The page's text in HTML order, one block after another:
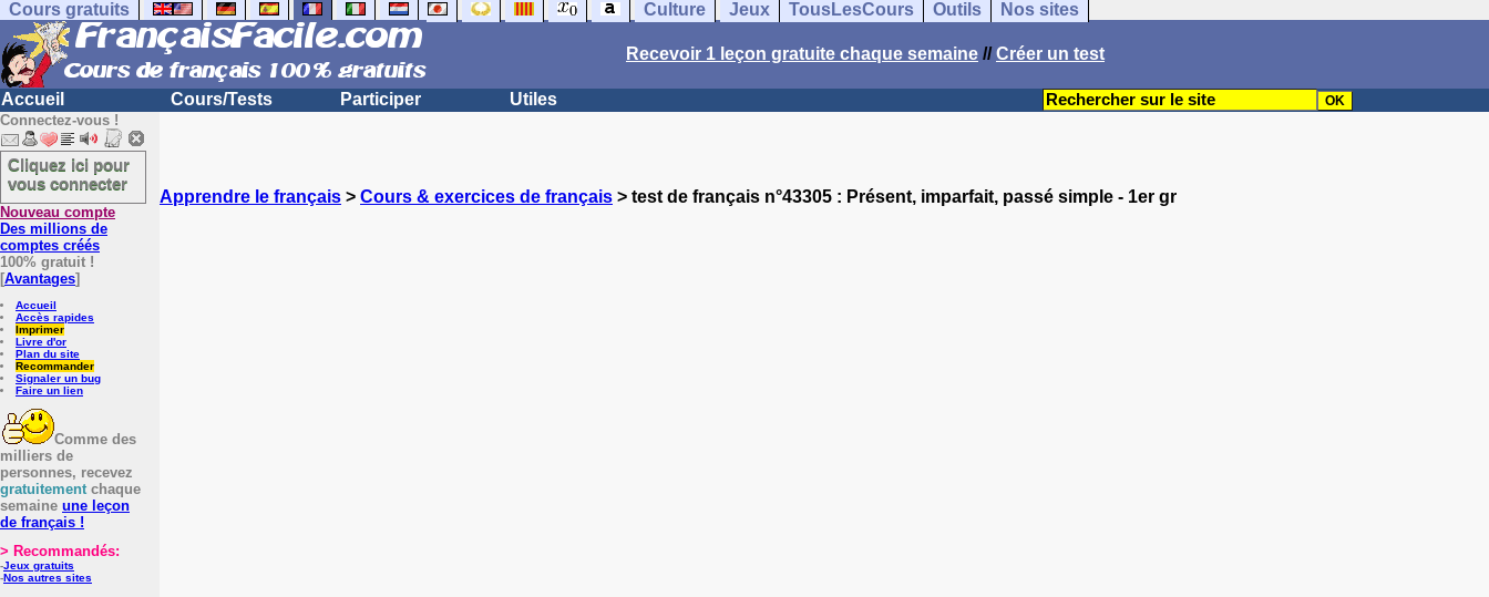
Cours gratuits Culture Jeux TousLesCours Outils Nos sites
Recevoir 1 leçon gratuite chaque semaine //Créer un test
Accueil Cours/Tests Participer Utiles
Connectez-vous !
Cliquez ici pour
vous connecter
Nouveau compte
Des millions de
comptes créés
100% gratuit !
[Avantages]
Accueil
Accès rapides
Imprimer
Livre d'or
Plan du site
Recommander
Signaler un bug
Faire un lien
Comme des
milliers de
personnes, recevez
gratuitementchaque
semaine une leçon
de français !
> Recommandés:
-Jeux gratuits
-Nos autres sites
Apprendre le français > Cours & exercices de français > test de français n°43305 : Présent, imparfait, passé simple - 1er gr